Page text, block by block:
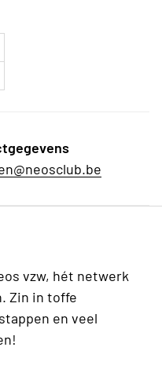
vzw, hét netwerk
Zin in toffe
en veel